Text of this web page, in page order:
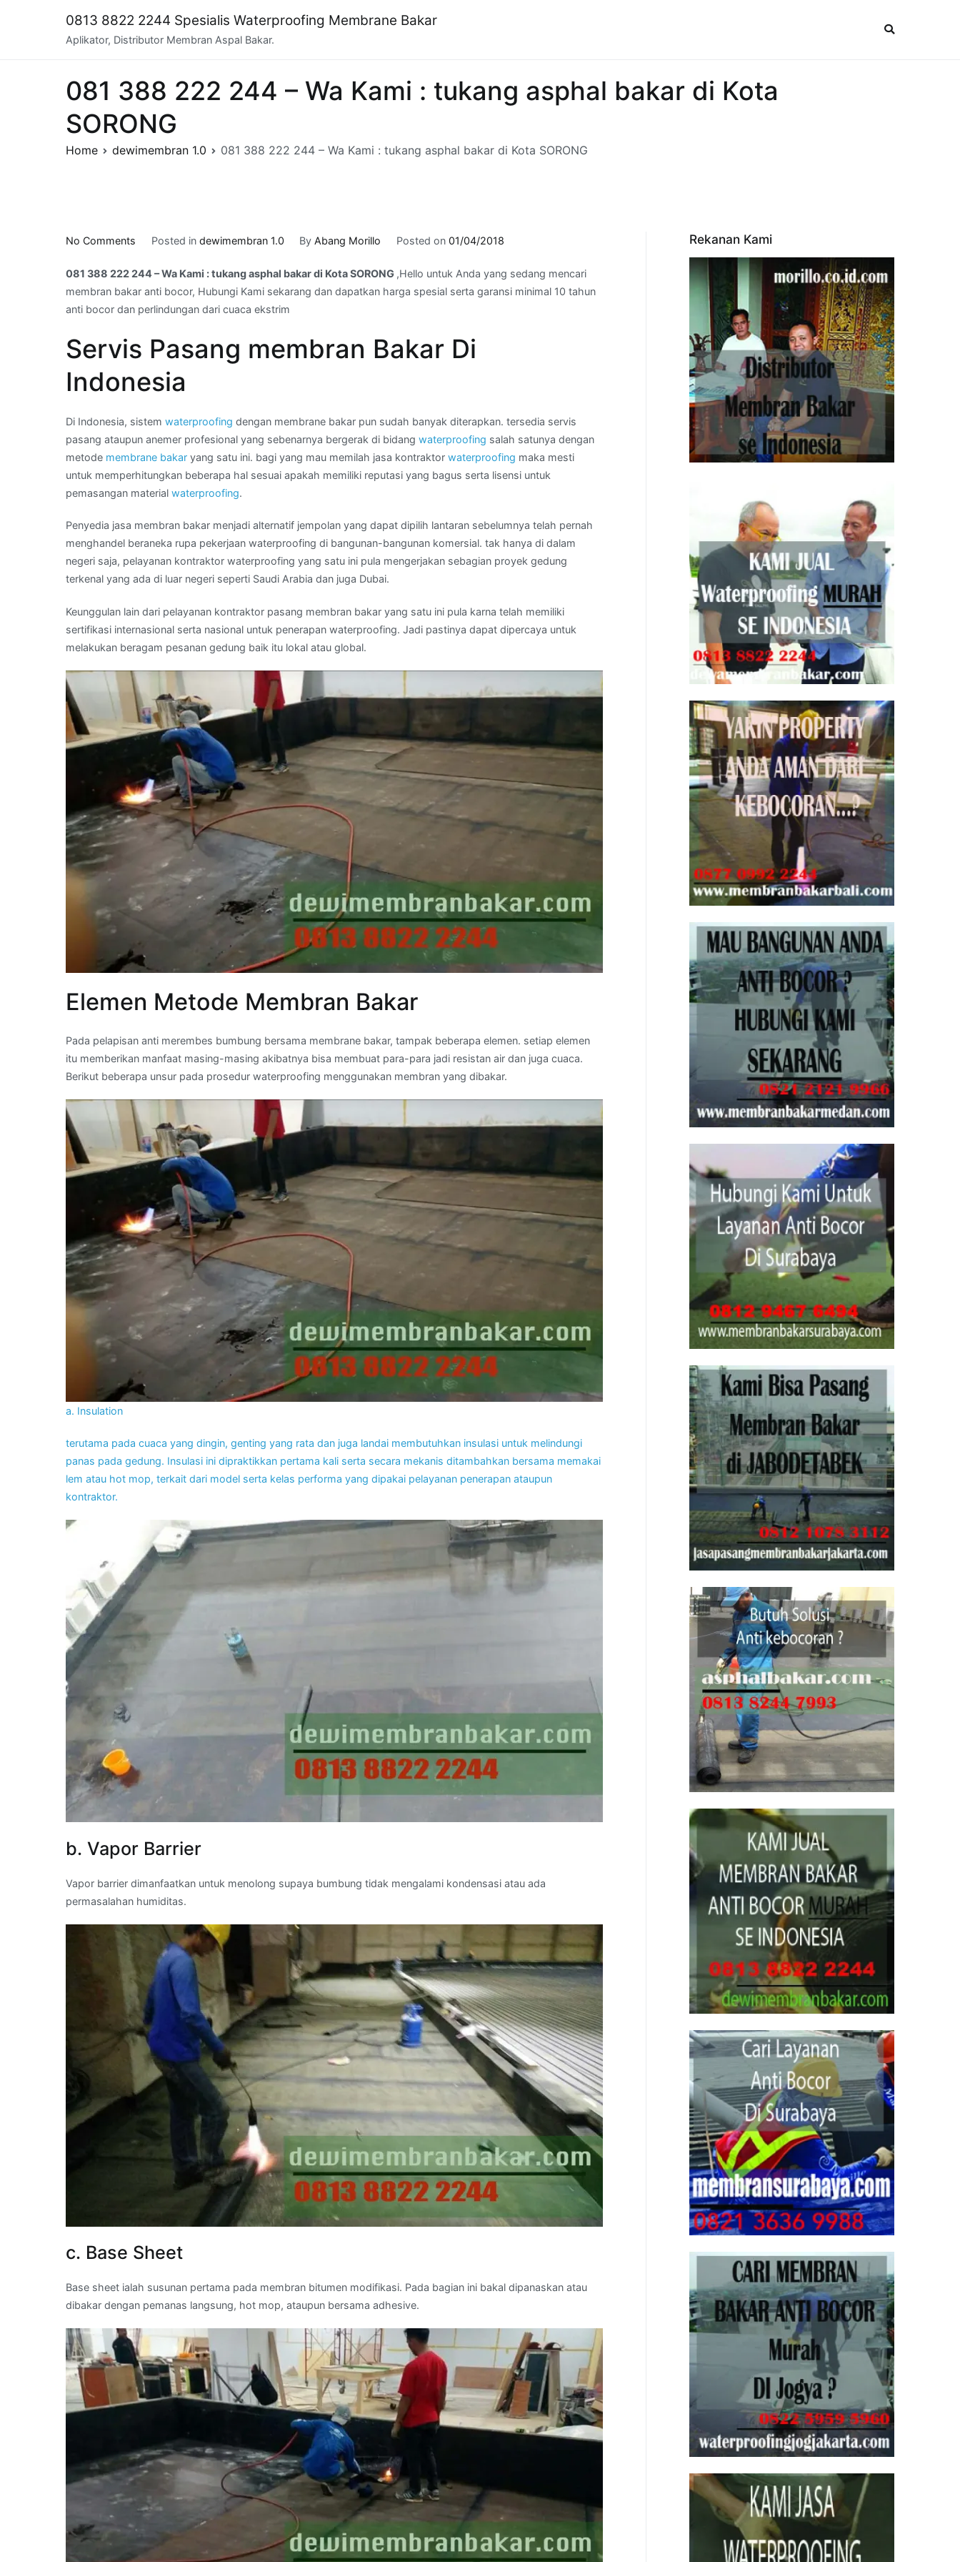
0813 8822 2244 Spesialis Waterproofing Membrane Bakar
Aplikator, Distributor Membran Aspal Bakar.
081 388 222 244 – Wa Kami : tukang asphal bakar di Kota
SORONG
Home dewimembran 1.0 081 388 222 244 – Wa Kami : tukang asphal bakar di Kota SORONG
No Comments
388
222
244
Wa
:
asphal
bakar
di
Kota
SORONG
Posted in dewimembran 1.0 ByAbang Morillo Posted on 01/04/2018
081 388 222 244 – Wa Kami : tukang asphal bakar di Kota SORONG ,Hello untuk Anda yang sedang mencari
membran bakar anti bocor, Hubungi Kami sekarang dan dapatkan harga spesial serta garansi minimal 10 tahun
anti bocor dan perlindungan dari cuaca ekstrim
Servis Pasang membran Bakar Di
Indonesia
Di Indonesia, sistem waterproofing dengan membrane bakar pun sudah banyak diterapkan. tersedia servis
pasang ataupun anemer profesional yang sebenarnya bergerak di bidang waterproofing salah satunya dengan
metode membrane bakar yang satu ini. bagi yang mau memilah jasa kontraktor waterproofing maka mesti
untuk memperhitungkan beberapa hal sesuai apakah memiliki reputasi yang bagus serta lisensi untuk
pemasangan material waterproofing.
Penyedia jasa membran bakar menjadi alternatif jempolan yang dapat dipilih lantaran sebelumnya telah pernah
menghandel beraneka rupa pekerjaan waterproofing di bangunan-bangunan komersial. tak hanya di dalam
negeri saja, pelayanan kontraktor waterproofing yang satu ini pula mengerjakan sebagian proyek gedung
terkenal yang ada di luar negeri seperti Saudi Arabia dan juga Dubai.
Keunggulan lain dari pelayanan kontraktor pasang membran bakar yang satu ini pula karna telah memiliki
sertifikasi internasional serta nasional untuk penerapan waterproofing. Jadi pastinya dapat dipercaya untuk
melakukan beragam pesanan gedung baik itu lokal atau global.
Elemen Metode Membran Bakar
Pada pelapisan anti merembes bumbung bersama membrane bakar, tampak beberapa elemen. setiap elemen
itu memberikan manfaat masing-masing akibatnya bisa membuat para-para jadi resistan air dan juga cuaca.
Berikut beberapa unsur pada prosedur waterproofing menggunakan membran yang dibakar.
a. Insulation
terutama pada cuaca yang dingin, genting yang rata dan juga landai membutuhkan insulasi untuk melindungi
panas pada gedung. Insulasi ini dipraktikkan pertama kali serta secara mekanis ditambahkan bersama memakai
lem atau hot mop, terkait dari model serta kelas performa yang dipakai pelayanan penerapan ataupun
kontraktor.
b. Vapor Barrier
Vapor barrier dimanfaatkan untuk menolong supaya bumbung tidak mengalami kondensasi atau ada
permasalahan humiditas.
c. Base Sheet
Base sheet ialah susunan pertama pada membran bitumen modifikasi. Pada bagian ini bakal dipanaskan atau
dibakar dengan pemanas langsung, hot mop, ataupun bersama adhesive.
Rekanan Kami